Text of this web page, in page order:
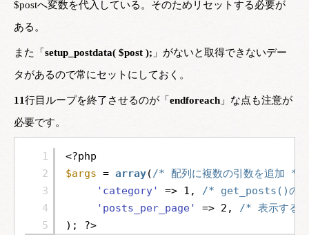
$postへ変数を代入している。そのためリセットする必要が
ある。
また「 setup_postdata( $post ); 」がないと取得できないデー
タがあるので常にセットにしておく。
11行目ループを終了させるのが「 endforeach 」な点も注意が
必要です。
1
2
3
4
5
<?php
$args = array(/* 配列に複数の引数を追加 */
'category'
=> 1, /* get_posts()の場
'posts_per_page'
=> 2, /* 表示する
); ?>